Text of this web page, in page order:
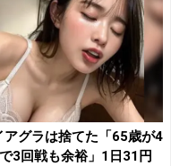
アグラは捨てた「65歳が4
3回戦も余裕」1日31円